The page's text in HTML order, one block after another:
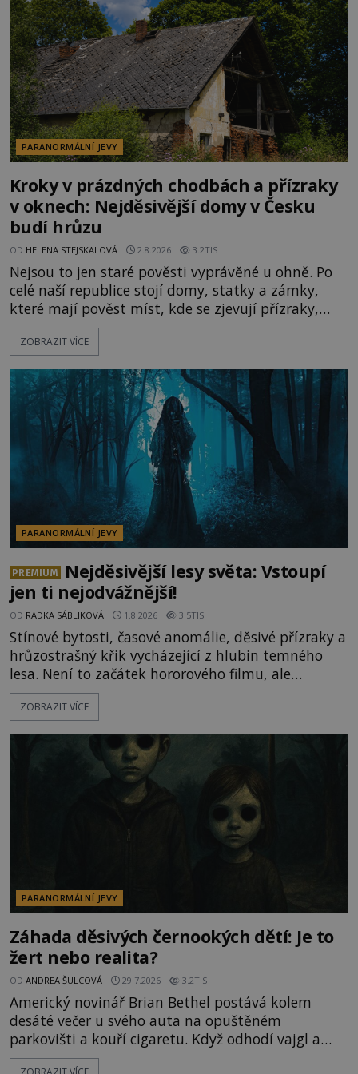
velká snaha to utajit, někteří z
PARANORMÁLNÍ JEVY
Kroky v prázdných chodbách a přízraky
v oknech: Nejděsivější domy v Česku
budí hrůzu
OD HELENA STEJSKALOVÁ 2.8.2026 3.2TIS
Nejsou to jen staré pověsti vyprávěné u ohně. Po
celé naší republice stojí domy, statky a zámky,
které mají pověst míst, kde se zjevují přízraky,
ozývají nevysvětlitelné zvuky nebo se dějí podivné
jevy. Zatímco historici většinou hledají racionální
lokality vykazují nápadně podobná svědectví po
celé generace. A právě tato opakující se svědectví
ZOBRAZIT VÍCE
PARANORMÁLNÍ JEVY
PREMIUM
Nejděsivější lesy světa: Vstoupí
jen ti nejodvážnější!
OD RADKA SÁBLIKOVÁ 1.8.2026 3.5TIS
Stínové bytosti, časové anomálie, děsivé přízraky a
hrůzostrašný křik vycházející z hlubin temného
lesa. Není to začátek hororového filmu, ale
události, které popisují návštěvníci lesů, které jsou
označovány jako nejděsivější na světě. Lidé bydlící
vyhýbají! Už jste o těchto lesích slyšeli? A odvážili
byste se je navštívit? [gallery ids="17
ZOBRAZIT VÍCE
PARANORMÁLNÍ JEVY
Záhada děsivých černookých dětí: Je to
žert nebo realita?
OD ANDREA ŠULCOVÁ 29.7.2026 3.2TIS
Americký novinář Brian Bethel postává kolem
desáté večer u svého auta na opuštěném
parkovišti a kouří cigaretu. Když odhodí vajgl a
chystá se nastoupit do auta, přijdou k němu dva